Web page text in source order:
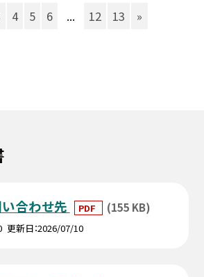
4 5 6 ... 12 13 »
合わせ先 PDF (155 KB)
更新日 2026/07/10